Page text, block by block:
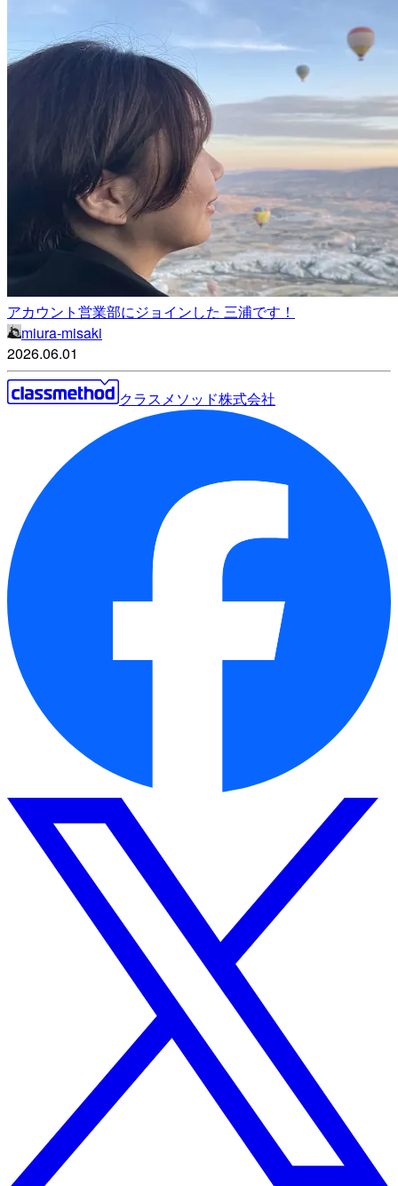
アカウント営業部にジョインした 三浦です！
miura-misaki
2026.06.01
クラスメソッド株式会社